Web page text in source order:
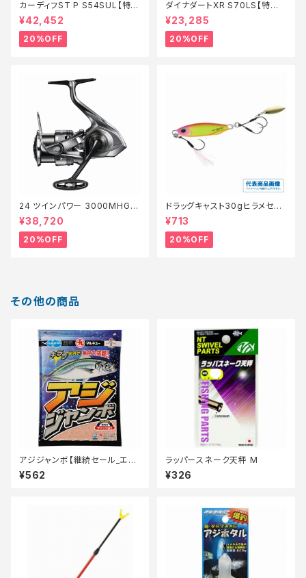
カーディフST P S54SUL【特価
ロッド】【20】
¥42,452
20%OFF
ダイナダートXR S70LS【特価
ロッド】【20】
¥23,285
20%OFF
24 ツインパワー 3000MHG
【特価リール】【20】
¥38,720
20%OFF
ドラッグキャスト30gヒラメセレ
クション【特価ルアー】【20】
¥713
20%OFF
その他の商品
アジジャンボ【継続セール_エ
サ】
¥562
ラッパースネーク天秤 M
¥326